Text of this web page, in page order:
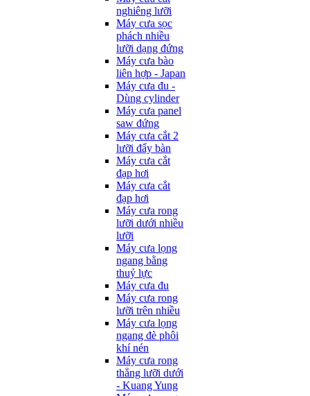
nghiêng lưỡi
Máy cưa sọc
phách nhiều
lưỡi dạng đứng
Máy cưa bào
liên hợp - Japan
Máy cưa đu -
Dùng cylinder
Máy cưa panel
saw đứng
Máy cưa cắt 2
lưỡi đẩy bàn
Máy cưa cắt
đạp hơi
Máy cưa cắt
đạp hơi
Máy cưa rong
lưỡi dưới nhiều
lưỡi
Máy cưa lọng
ngang bằng
thuỷ lực
Máy cưa đu
Máy cưa rong
lưỡi trên nhiều
Máy cưa lọng
ngang đè phôi
khí nén
Máy cưa rong
thẳng lưỡi dưới
- Kuang Yung